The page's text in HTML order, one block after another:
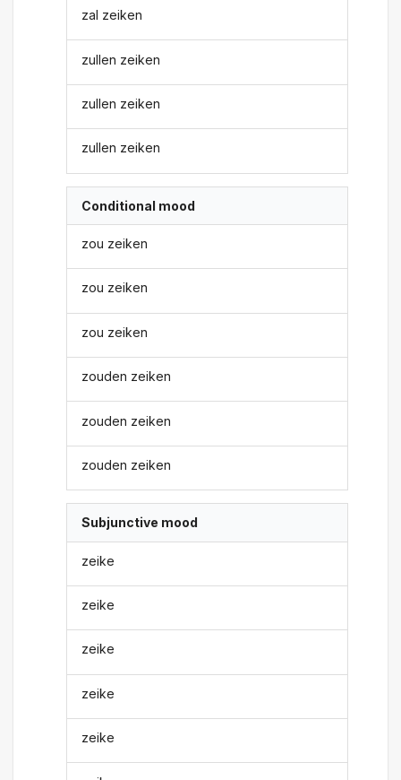
zal zeiken
zullen zeiken
zullen zeiken
zullen zeiken
Conditional mood
zou zeiken
zou zeiken
zou zeiken
zouden zeiken
zouden zeiken
zouden zeiken
Subjunctive mood
zeike
zeike
zeike
zeike
zeike